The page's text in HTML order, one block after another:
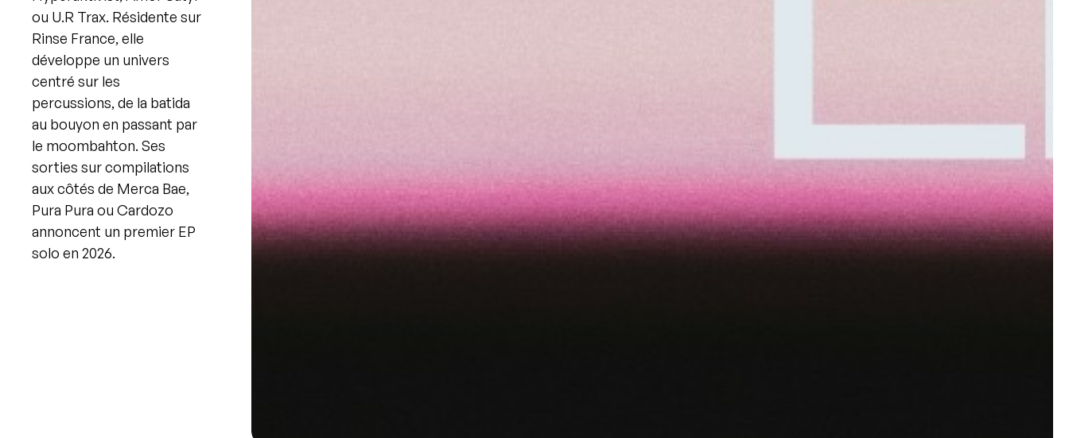
ou U.R Trax. Résidente sur
Rinse France, elle
développe un univers
centré sur les
percussions, de la batida
au bouyon en passant par
le moombahton. Ses
sorties sur compilations
aux côtés de Merca Bae,
Pura Pura ou Cardozo
annoncent un premier EP
solo en 2026.